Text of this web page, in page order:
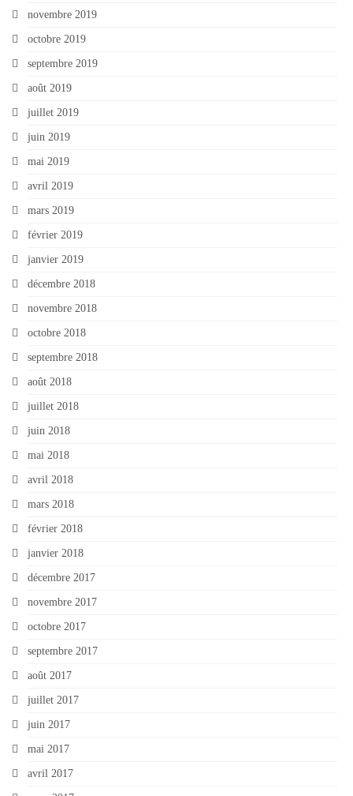
novembre 2019
octobre 2019
septembre 2019
août 2019
juillet 2019
juin 2019
mai 2019
avril 2019
mars 2019
février 2019
janvier 2019
décembre 2018
novembre 2018
octobre 2018
septembre 2018
août 2018
juillet 2018
juin 2018
mai 2018
avril 2018
mars 2018
février 2018
janvier 2018
décembre 2017
novembre 2017
octobre 2017
septembre 2017
août 2017
juillet 2017
juin 2017
mai 2017
avril 2017